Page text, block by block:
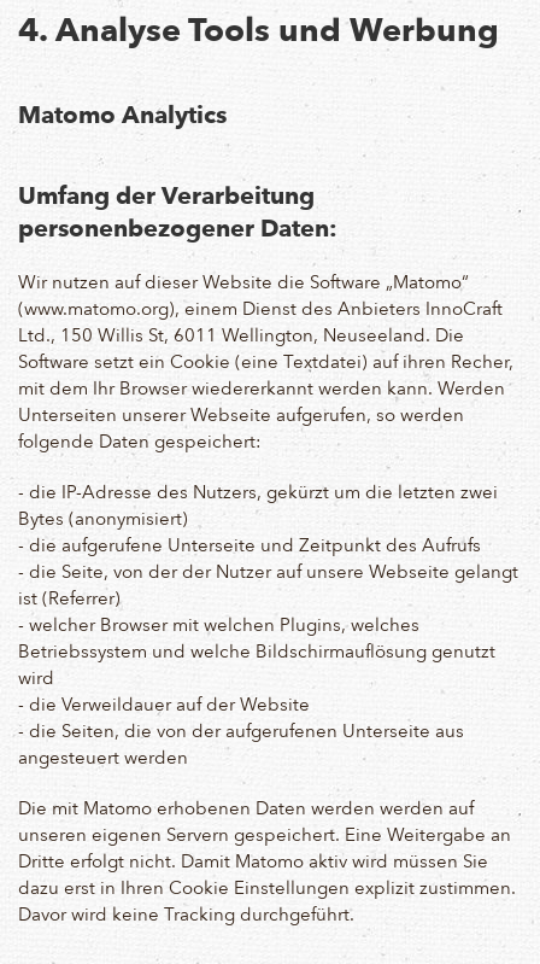
4. Analyse Tools und Werbung
Matomo Analytics
Umfang der Verarbeitung
personenbezogener Daten:
Wir nutzen auf dieser Website die Software „Matomo“
(www.matomo.org), einem Dienst des Anbieters InnoCraft
Ltd., 150 Willis St, 6011 Wellington, Neuseeland. Die
Software setzt ein Cookie (eine Textdatei) auf ihren Recher,
mit dem Ihr Browser wiedererkannt werden kann. Werden
Unterseiten unserer Webseite aufgerufen, so werden
folgende Daten gespeichert:
- die IP-Adresse des Nutzers, gekürzt um die letzten zwei
Bytes (anonymisiert)
- die aufgerufene Unterseite und Zeitpunkt des Aufrufs
- die Seite, von der der Nutzer auf unsere Webseite gelangt
ist (Referrer)
- welcher Browser mit welchen Plugins, welches
Betriebssystem und welche Bildschirmauflösung genutzt
wird
- die Verweildauer auf der Website
- die Seiten, die von der aufgerufenen Unterseite aus
angesteuert werden
Die mit Matomo erhobenen Daten werden werden auf
unseren eigenen Servern gespeichert. Eine Weitergabe an
Dritte erfolgt nicht. Damit Matomo aktiv wird müssen Sie
dazu erst in Ihren Cookie Einstellungen explizit zustimmen.
Davor wird keine Tracking durchgeführt.